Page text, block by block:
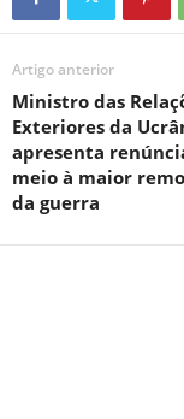
Artigo anterior
Ministro das
Exteriores da
apresenta
meio à maior
da guerra